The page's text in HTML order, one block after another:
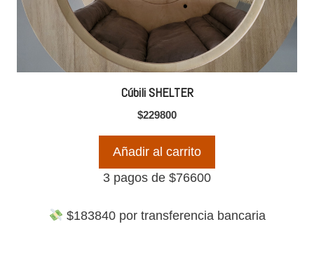
Cúbili SHELTER
$229800
Añadir al carrito
3 pagos de $76600
$183840por transferencia bancaria